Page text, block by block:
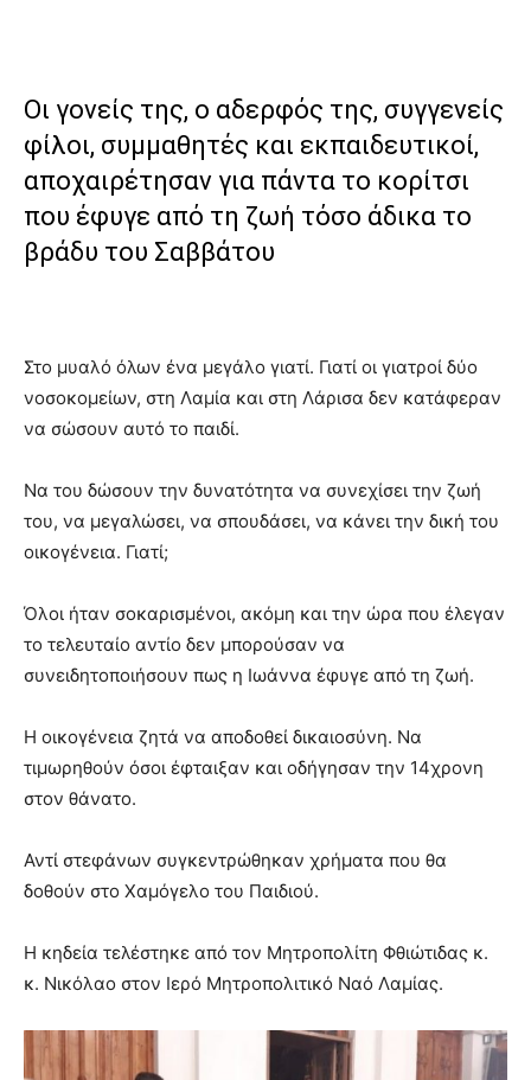
Οι γονείς της, ο αδερφός της, συγγενείς
φίλοι, συμμαθητές και εκπαιδευτικοί,
αποχαιρέτησαν για πάντα το κορίτσι
που έφυγε από τη ζωή τόσο άδικα το
βράδυ του Σαββάτου
Στο μυαλό όλων ένα μεγάλο γιατί. Γιατί οι γιατροί δύο
νοσοκομείων, στη Λαμία και στη Λάρισα δεν κατάφεραν
να σώσουν αυτό το παιδί.
Να του δώσουν την δυνατότητα να συνεχίσει την ζωή
του, να μεγαλώσει, να σπουδάσει, να κάνει την δική του
οικογένεια. Γιατί;
Όλοι ήταν σοκαρισμένοι, ακόμη και την ώρα που έλεγαν
το τελευταίο αντίο δεν μπορούσαν να
συνειδητοποιήσουν πως η Ιωάννα έφυγε από τη ζωή.
Η οικογένεια ζητά να αποδοθεί δικαιοσύνη. Να
τιμωρηθούν όσοι έφταιξαν και οδήγησαν την 14χρονη
στον θάνατο.
Αντί στεφάνων συγκεντρώθηκαν χρήματα που θα
δοθούν στο Χαμόγελο του Παιδιού.
Η κηδεία τελέστηκε από τον Μητροπολίτη Φθιώτιδας κ.
κ. Νικόλαο στον Ιερό Μητροπολιτικό Ναό Λαμίας.